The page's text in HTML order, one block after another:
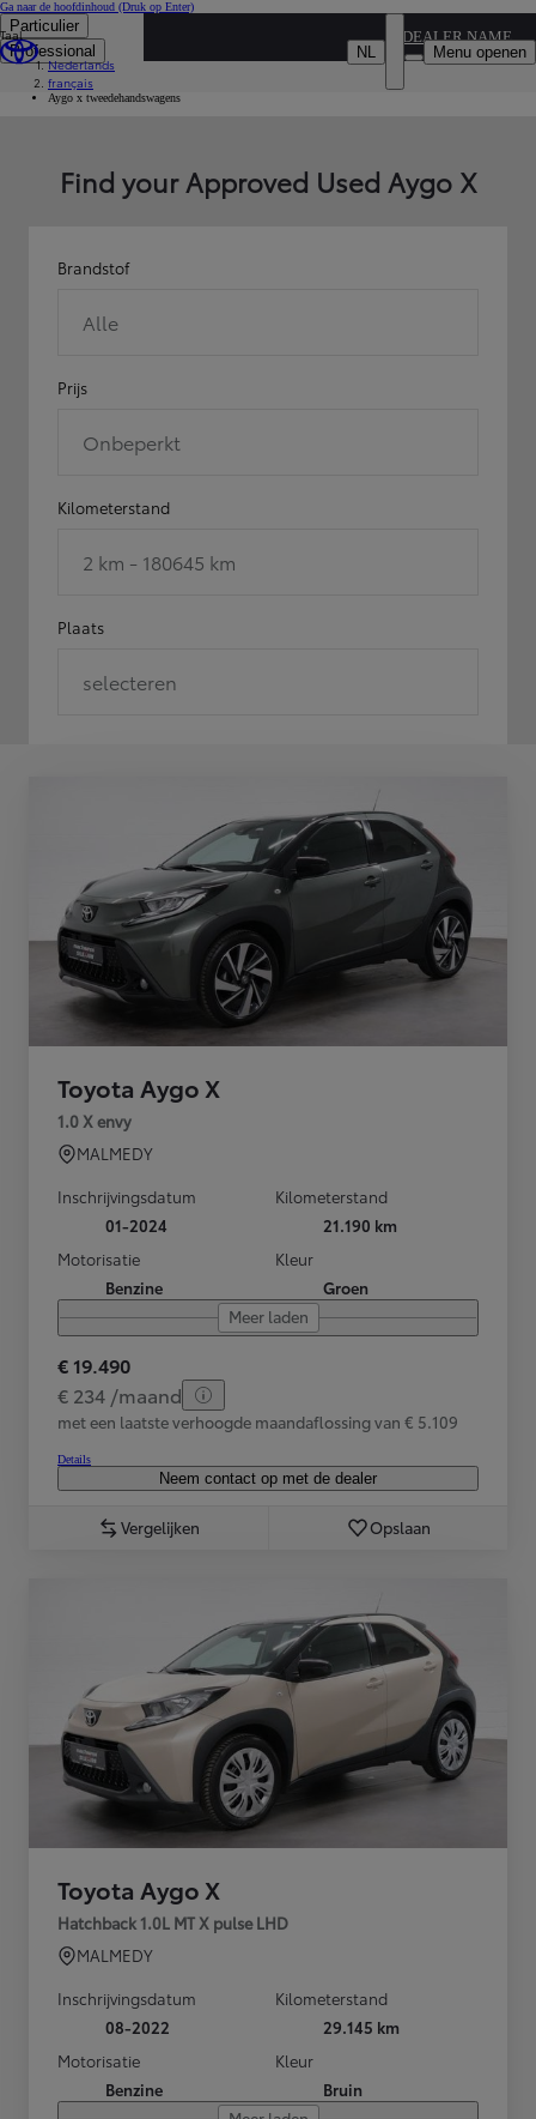
Ga naar de hoofdinhoud (Druk op Enter)
Particulier
Professional
DEALER NAME
NL
Taal
Nederlands
français
Menu openen
...
Occasies
Tweedehandswagens modelen van toyota zoeken
Aygo x tweedehandswagens
Find your Approved Used Aygo X
Brandstof
Alle
Prijs
Onbeperkt
Kilometerstand
2 km - 180645 km
Plaats
selecteren
Toyota Aygo X
1.0 X envy
MALMEDY
Inschrijvingsdatum
01-2024
Kilometerstand
21.190 km
Motorisatie
Benzine
Kleur
Groen
Meer laden
€ 19.490
€ 234 /maand
met een laatste verhoogde maandaflossing van € 5.109
Details
Neem contact op met de dealer
Vergelijken Opslaan
Toyota Aygo X
Hatchback 1.0L MT X pulse LHD
MALMEDY
Inschrijvingsdatum
08-2022
Kilometerstand
29.145 km
Motorisatie
Benzine
Kleur
Bruin